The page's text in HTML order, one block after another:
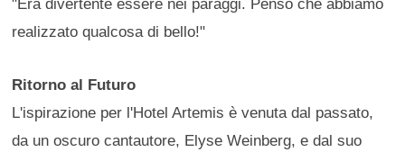
realizzato qualcosa di bello!"
Ritorno al Futuro
L'ispirazione per l'Hotel Artemis è venuta dal passato,
da un oscuro cantautore, Elyse Weinberg, e dal suo